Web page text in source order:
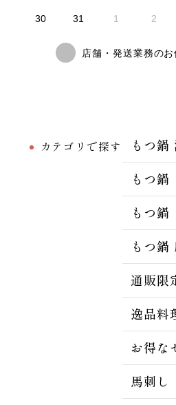
カテゴリで探す
もつ鍋
もつ鍋
もつ鍋
もつ鍋
通販限
逸品料
お得な
馬刺し
30 31 1 2
店舗・発送業務のお